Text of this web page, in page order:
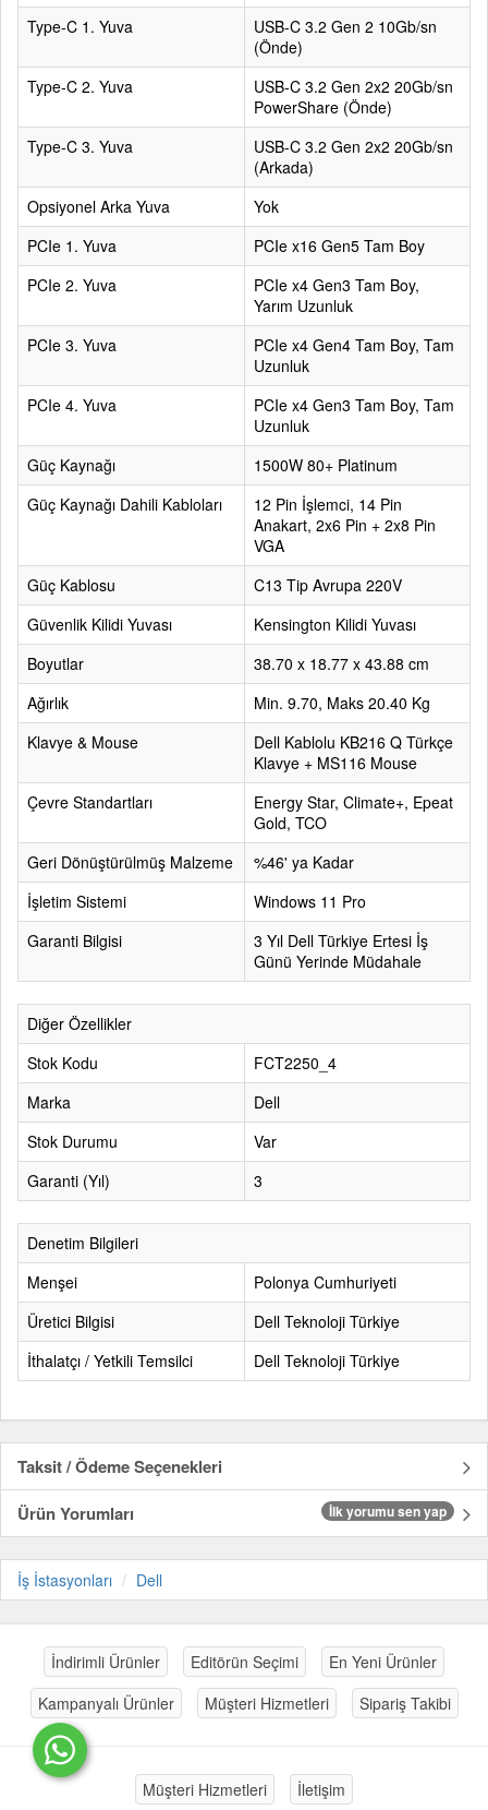
Type-C 1. Yuva
USB-C 3.2 Gen 2 10Gb/sn
(Önde)
Type-C 2. Yuva
USB-C 3.2 Gen 2x2 20Gb/sn
PowerShare (Önde)
Type-C 3. Yuva
USB-C 3.2 Gen 2x2 20Gb/sn
(Arkada)
Opsiyonel Arka Yuva
Yok
PCIe 1. Yuva
PCIe x16 Gen5 Tam Boy
PCIe 2. Yuva
PCIe x4 Gen3 Tam Boy,
Yarım Uzunluk
PCIe 3. Yuva
PCIe x4 Gen4 Tam Boy, Tam
Uzunluk
PCIe 4. Yuva
PCIe x4 Gen3 Tam Boy, Tam
Uzunluk
Güç Kaynağı
1500W 80+ Platinum
Güç Kaynağı Dahili Kabloları
12 Pin İşlemci, 14 Pin
Anakart, 2x6 Pin + 2x8 Pin
VGA
Güç Kablosu
C13 Tip Avrupa 220V
Güvenlik Kilidi Yuvası
Kensington Kilidi Yuvası
Boyutlar
38.70 x 18.77 x 43.88 cm
Ağırlık
Min. 9.70, Maks 20.40 Kg
Klavye & Mouse
Dell Kablolu KB216 Q Türkçe
Klavye + MS116 Mouse
Çevre Standartları
Energy Star, Climate+, Epeat
Gold, TCO
Geri Dönüştürülmüş Malzeme
%46' ya Kadar
İşletim Sistemi
Windows 11 Pro
Garanti Bilgisi
3 Yıl Dell Türkiye Ertesi İş
Günü Yerinde Müdahale
Diğer Özellikler
Stok Kodu
FCT2250_4
Marka
Dell
Stok Durumu
Var
Garanti (Yıl)
3
Denetim Bilgileri
Menşei
Polonya Cumhuriyeti
Üretici Bilgisi
Dell Teknoloji Türkiye
İthalatçı / Yetkili Temsilci
Dell Teknoloji Türkiye
Taksit / Ödeme Seçenekleri
Ürün Yorumları
İlk yorumu sen yap
İş İstasyonları Dell
İndirimli Ürünler Editörün Seçimi
En Yeni Ürünler
Kampanyalı Ürünler
Müşteri Hizmetleri Sipariş Takibi
Müşteri Hizmetleri İletişim